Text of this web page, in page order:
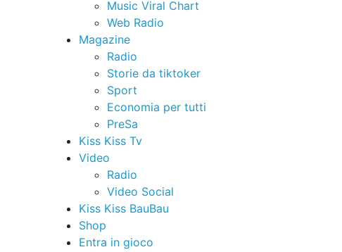
Music Viral Chart
Web Radio
Magazine
Radio
Storie da tiktoker
Sport
Economia per tutti
PreSa
Kiss Kiss Tv
Video
Radio
Video Social
Kiss Kiss BauBau
Shop
Entra in gioco